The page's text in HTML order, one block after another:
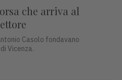
che arriva al
Casolo fondavano
Vicenza.